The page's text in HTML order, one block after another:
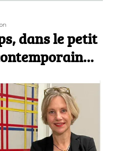
dans le petit